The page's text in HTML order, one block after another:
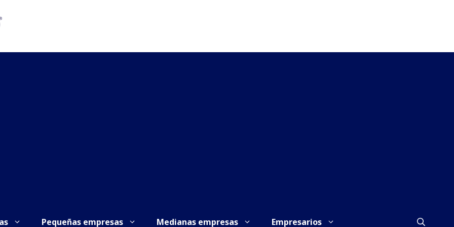
Pequeñas empresas Medianas empresas Empresarios